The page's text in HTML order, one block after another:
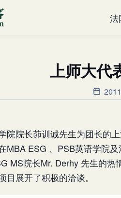
法
上师大代
院院长茆训诚先生为团长的
MBA ESG 、PSB英语学院
MS院长Mr. Derhy 先生的
目展开了积极的洽谈。